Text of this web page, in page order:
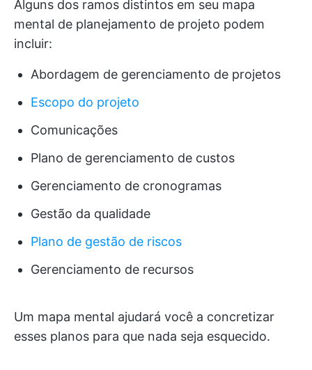
Alguns dos ramos distintos em seu mapa
mental de planejamento de projeto podem
incluir:
Abordagem de gerenciamento de projetos
Escopo do projeto
Comunicações
Plano de gerenciamento de custos
Gerenciamento de cronogramas
Gestão da qualidade
Plano de gestão de riscos
Gerenciamento de recursos
Um mapa mental ajudará você a concretizar
esses planos para que nada seja esquecido.